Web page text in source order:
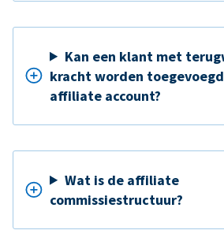
Kan een klant met
kracht worden
affiliate account?
Wat is de affiliate
commissiestructuur?